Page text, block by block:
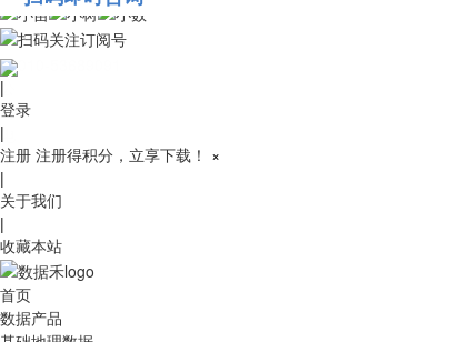
010-53689091
|
登录
|
注册 注册得积分，立享下载！ ×
|
关于我们
|
收藏本站
首页
数据产品